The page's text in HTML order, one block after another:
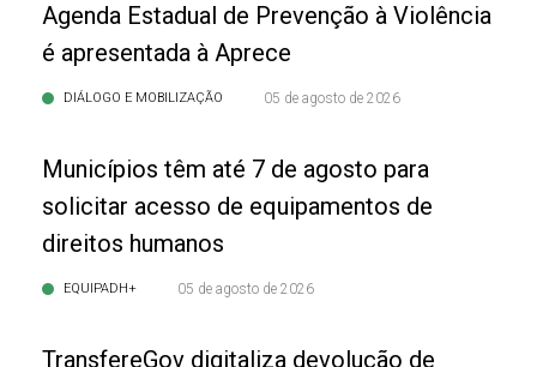
Agenda Estadual de Prevenção à Violência
é apresentada à Aprece
DIÁLOGO E MOBILIZAÇÃO 05 de agosto de 2026
Municípios têm até 7 de agosto para
solicitar acesso de equipamentos de
direitos humanos
EQUIPADH+ 05 de agosto de 2026
TransfereGov digitaliza devolução de